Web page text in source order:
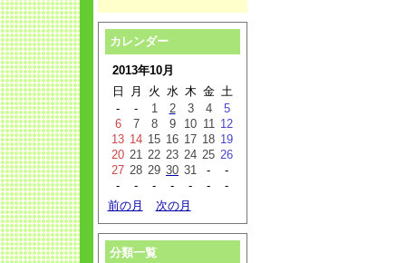
カレンダー
2013年10月
日
月 火 水 木 金 土
-
- 1 2 3 4
5
6
7 8 9 10 11 12
13 14 15 16 17 18 19
20 21 22 23 24 25 26
27 28 29 30 31 -
-
-
- - - - -
-
前の月
次の月
分類一覧